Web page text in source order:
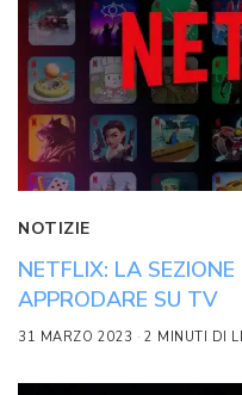
NOTIZIE
NETFLIX: LA
APPRODARE SU TV
31 MARZO 2023 2 MINUTI DI